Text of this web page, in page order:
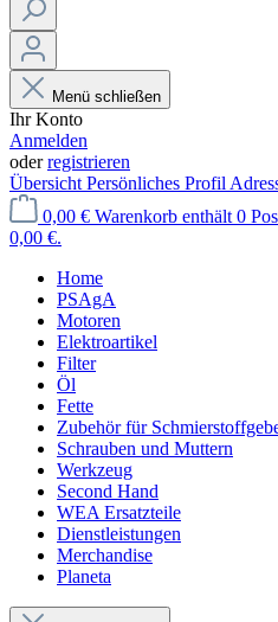
Menü schließen
Ihr Konto
Anmelden
oderregistrieren
Übersicht Persönliches Profil
0,00 € Warenkorb enthält 0
0,00 €.
Home
PSAgA
Motoren
Elektroartikel
Filter
Öl
Fette
Zubehör für
Schrauben und Muttern
Werkzeug
Second Hand
WEA Ersatzteile
Dienstleistungen
Merchandise
Planeta